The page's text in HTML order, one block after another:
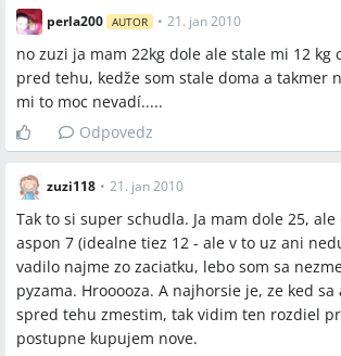
perla200 AUTOR • 21. jan 2010
no zuzi ja mam 22kg dole ale stale mi 12 kg
pred tehu, kedže som stale doma a takmer
mi to moc nevadí.....
Odpovedz
zuzi118 • 21. jan 2010
Tak to si super schudla. Ja mam dole 25,
aspon 7 (idealne tiez 12 - ale v to uz ani
vadilo najme zo zaciatku, lebo som sa
pyzama. Hrooooza. A najhorsie je, ze ked
spred tehu zmestim, tak vidim ten rozdiel
postupne kupujem nove.